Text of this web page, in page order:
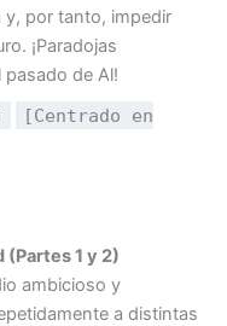
y, por tanto, impedir
¡Paradojas
de Al!
[Centrado en
(Partes 1 y 2)
ambicioso y
a distintas